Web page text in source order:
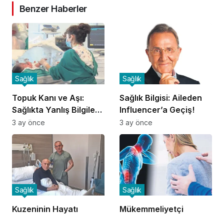
Benzer Haberler
Topuk Kanı ve Aşı:
Sağlıkta Yanlış Bilgilere
Dikkat!
Sağlık
3 ay önce
Sağlık Bilgisi: Aileden
Influencer’a Geçiş!
Sağlık
3 ay önce
Kuzeninin Hayatı
Sağlık
Mükemmeliyetçi
Sağlık